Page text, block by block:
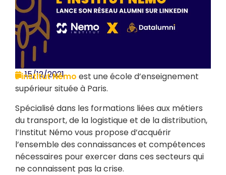
15/12/2021
L’institut Némo est une école d’enseignement
supérieur située à Paris.
Spécialisé dans les formations liées aux métiers
du transport, de la logistique et de la distribution,
l’Institut Némo vous propose d’acquérir
l’ensemble des connaissances et compétences
nécessaires pour exercer dans ces secteurs qui
ne connaissent pas la crise.